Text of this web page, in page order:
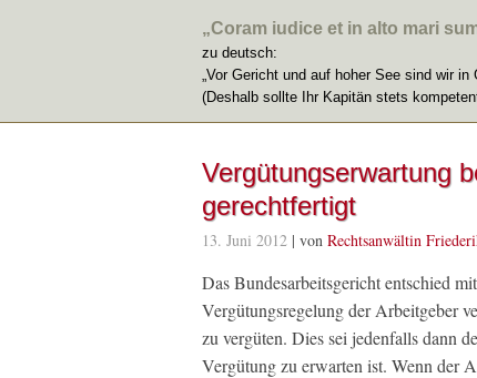
„Coram iudice et in alto mari
zu deutsch:
„Vor Gericht und auf hoher See sind wir in
(Deshalb sollte Ihr Kapitän stets
Vergütungserwartung
gerechtfertigt
13. Juni 2012 | von Rechtsanwältin
Das Bundesarbeitsgericht entschied
Vergütungsregelung der Arbeitgeber
zu vergüten. Dies sei jedenfalls dann
Vergütung zu erwarten ist. Wenn der